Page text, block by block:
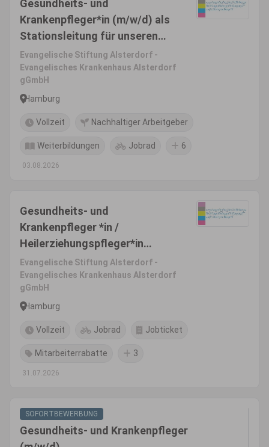
Gesundheits- und
Krankenpfleger*in (m/w/d) als
Stationsleitung für unseren
Aufnahmebereich Innere
Medizin/ Geriatrie
Evangelische Stiftung Alsterdorf -
Evangelisches Krankenhaus Alsterdorf
gGmbH
Hamburg
Vollzeit Nachhaltiger Arbeitgeber
Weiterbildungen Jobrad 6
03.08.2026
Gesundheits- und
Krankenpfleger *in /
Heilerziehungspfleger*in
(m/w/d) Psychiatrie
Evangelische Stiftung Alsterdorf -
Evangelisches Krankenhaus Alsterdorf
gGmbH
Hamburg
Vollzeit Jobrad Jobticket
Mitarbeiterrabatte 3
31.07.2026
SOFORTBEWERBUNG
Gesundheits- und Krankenpfleger